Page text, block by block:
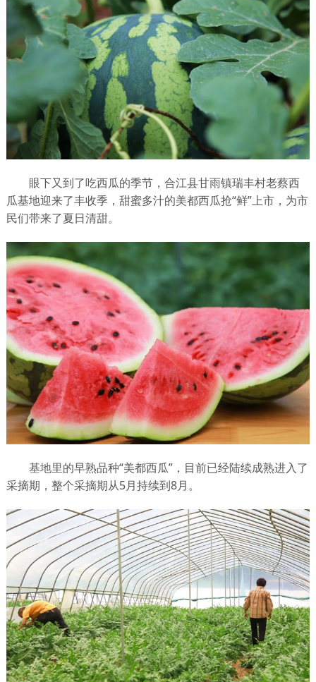
眼下又到了吃西瓜的季节，合江县甘雨镇瑞丰村老蔡西
瓜基地迎来了丰收季，甜蜜多汁的美都西瓜抢“鲜”上市，为市
民们带来了夏日清甜。
基地里的早熟品种“美都西瓜”，目前已经陆续成熟进入了
采摘期，整个采摘期从5月持续到8月。